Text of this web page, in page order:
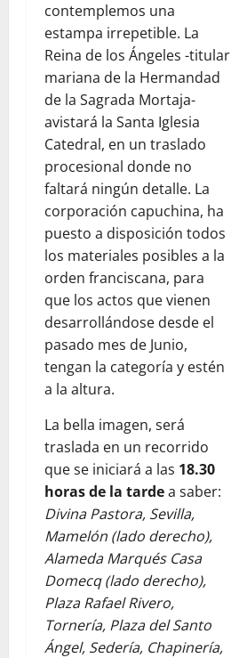
contemplemos una
estampa irrepetible. La
Reina de los Ángeles -titular
mariana de la Hermandad
de la Sagrada Mortaja-
avistará la Santa Iglesia
Catedral, en un traslado
procesional donde no
faltará ningún detalle. La
corporación capuchina, ha
puesto a disposición todos
los materiales posibles a la
orden franciscana, para
que los actos que vienen
desarrollándose desde el
pasado mes de Junio,
tengan la categoría y estén
a la altura.
La bella imagen, será
traslada en un recorrido
que se iniciará a las 18.30
horas de la tardea saber:
Divina Pastora, Sevilla,
Mamelón (lado derecho),
Alameda Marqués Casa
Domecq (lado derecho),
Plaza Rafael Rivero,
Tornería, Plaza del Santo
Ángel, Sedería, Chapinería,